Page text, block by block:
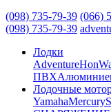
(098) 735-79-39 (066)
(098) 735-79-39
Лодки
Adventure
ПВХ
Лодочные
YamahaMercury